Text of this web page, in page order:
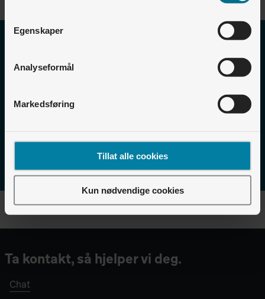
Egenskaper
Analyseformål
Markedsføring
Tillat alle cookies
Kun nødvendige cookies
Få hjelp og mer informasjon
skjema for bestilling, endring og opphør.
Ta kontakt, så hjelper vi deg.
Chat